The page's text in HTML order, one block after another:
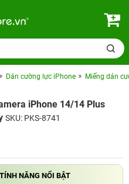
Dán cường lực iPhone Miếng dán
iPhone 14/14 Plus
SKU: PKS-8741
TÍNH NĂNG NỔI BẬT